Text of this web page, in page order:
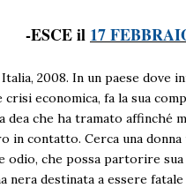
-ESCE il 17
2008. In un paese dove
crisi economica, fa la sua
dea che ha tramato affinché
in contatto. Cerca una donna
odio, che possa partorire
nera destinata a essere